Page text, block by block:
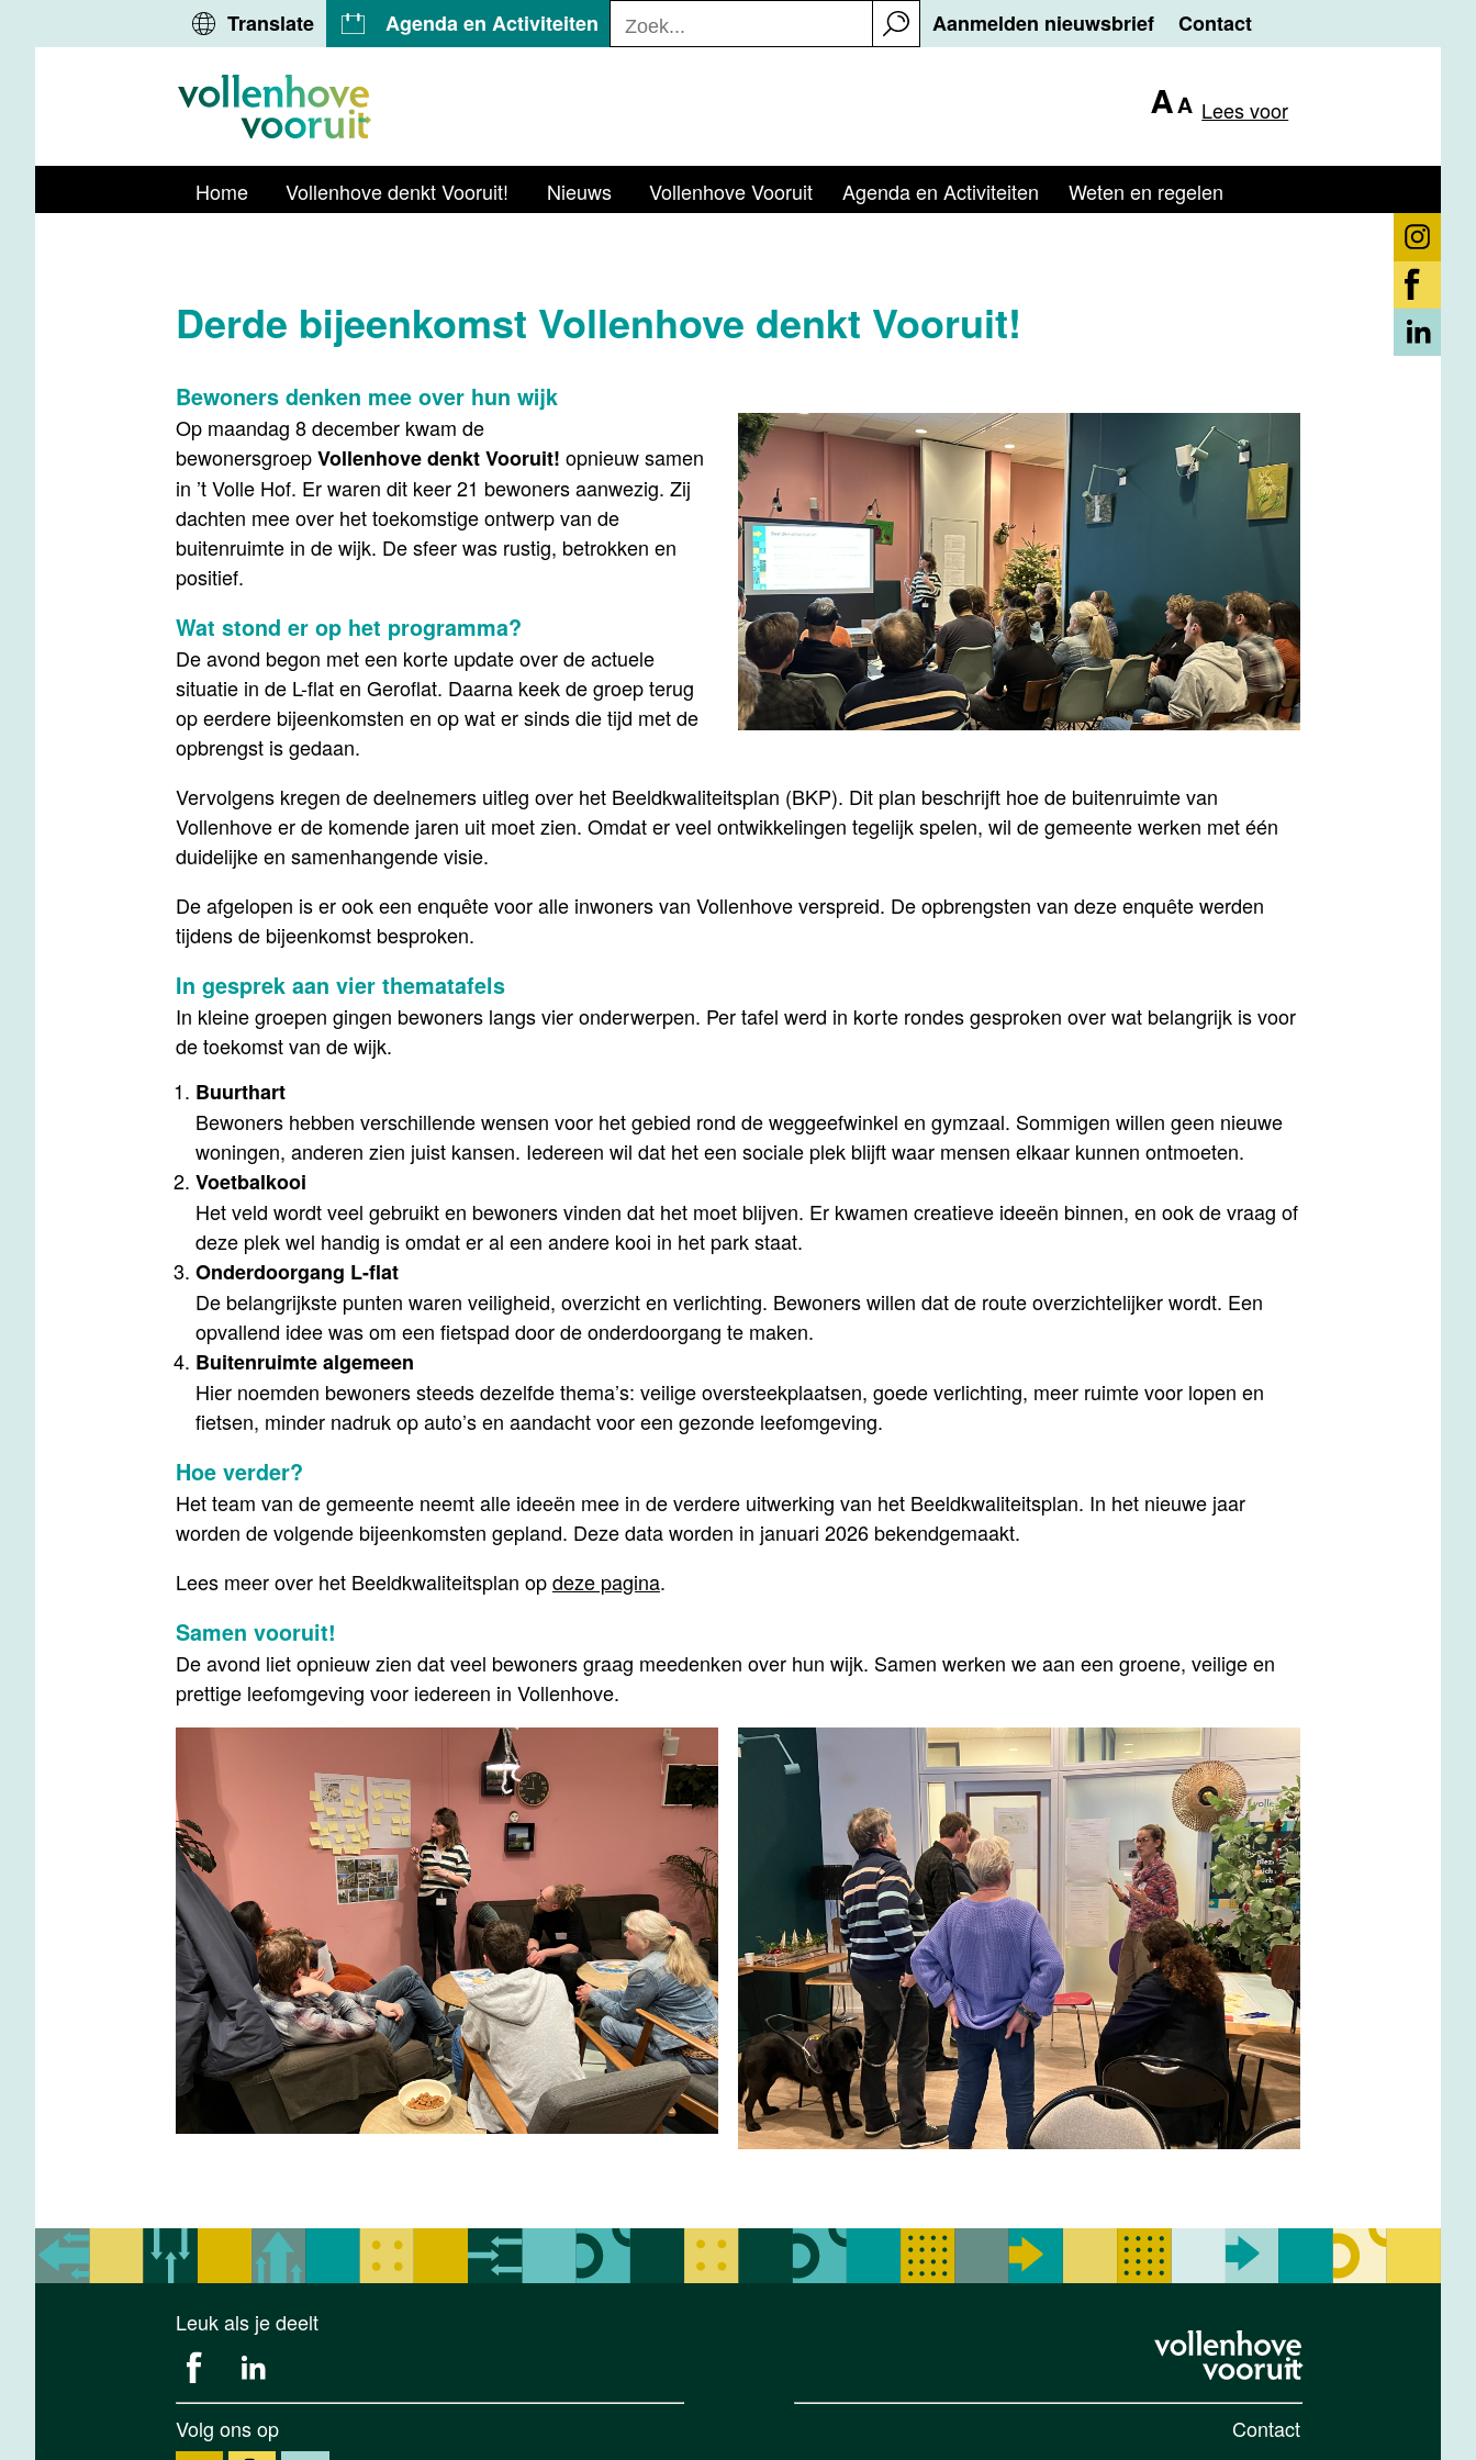
Translate Agenda en Activiteiten Aanmelden nieuwsbrief Contact
Lees voor
Home Vollenhove denkt Vooruit! Nieuws Vollenhove Vooruit Agenda en Activiteiten Weten en regelen
Derde bijeenkomst Vollenhove denkt Vooruit!
Bewoners denken mee over hun wijk
Op maandag 8 december kwam de
bewonersgroepVollenhove denkt Vooruit! opnieuw samen
in ’t Volle Hof. Er waren dit keer 21 bewoners aanwezig. Zij
dachten mee over het toekomstige ontwerp van de
buitenruimte in de wijk. De sfeer was rustig, betrokken en
positief.
Wat stond er op het programma?
De avond begon met een korte update over de actuele
situatie in de L-flat en Geroflat. Daarna keek de groep terug
op eerdere bijeenkomsten en op wat er sinds die tijd met de
opbrengst is gedaan.
Vervolgens kregen de deelnemers uitleg over het Beeldkwaliteitsplan (BKP). Dit plan beschrijft hoe de buitenruimte van
Vollenhove er de komende jaren uit moet zien. Omdat er veel ontwikkelingen tegelijk spelen, wil de gemeente werken met één
duidelijke en samenhangende visie.
De afgelopen is er ook een enquête voor alle inwoners van Vollenhove verspreid. De opbrengsten van deze enquête werden
tijdens de bijeenkomst besproken.
In gesprek aan vier thematafels
In kleine groepen gingen bewoners langs vier onderwerpen. Per tafel werd in korte rondes gesproken over wat belangrijk is voor
de toekomst van de wijk.
Buurthart
Bewoners hebben verschillende wensen voor het gebied rond de weggeefwinkel en gymzaal. Sommigen willen geen nieuwe
woningen, anderen zien juist kansen. Iedereen wil dat het een sociale plek blijft waar mensen elkaar kunnen ontmoeten.
Voetbalkooi
Het veld wordt veel gebruikt en bewoners vinden dat het moet blijven. Er kwamen creatieve ideeën binnen, en ook de vraag of
deze plek wel handig is omdat er al een andere kooi in het park staat.
Onderdoorgang L-flat
De belangrijkste punten waren veiligheid, overzicht en verlichting. Bewoners willen dat de route overzichtelijker wordt. Een
opvallend idee was om een fietspad door de onderdoorgang te maken.
Buitenruimte algemeen
Hier noemden bewoners steeds dezelfde thema’s: veilige oversteekplaatsen, goede verlichting, meer ruimte voor lopen en
fietsen, minder nadruk op auto’s en aandacht voor een gezonde leefomgeving.
Hoe verder?
Het team van de gemeente neemt alle ideeën mee in de verdere uitwerking van het Beeldkwaliteitsplan. In het nieuwe jaar
worden de volgende bijeenkomsten gepland. Deze data worden in januari 2026 bekendgemaakt.
Lees meer over het Beeldkwaliteitsplan opdeze pagina.
Samen vooruit!
De avond liet opnieuw zien dat veel bewoners graag meedenken over hun wijk. Samen werken we aan een groene, veilige en
prettige leefomgeving voor iedereen in Vollenhove.
Leuk als je deelt
Volg ons op Contact